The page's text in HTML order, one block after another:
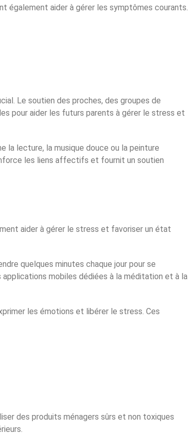
également aider à gérer les symptômes courants.
Le soutien des proches, des groupes de
pour aider les futurs parents à gérer le stress et
lecture, la musique douce ou la peinture
les liens affectifs et fournit un soutien
aider à gérer le stress et favoriser un état
quelques minutes chaque jour pour se
mobiles dédiées à la méditation et à la
les émotions et libérer le stress. Ces
des produits ménagers sûrs et non toxiques